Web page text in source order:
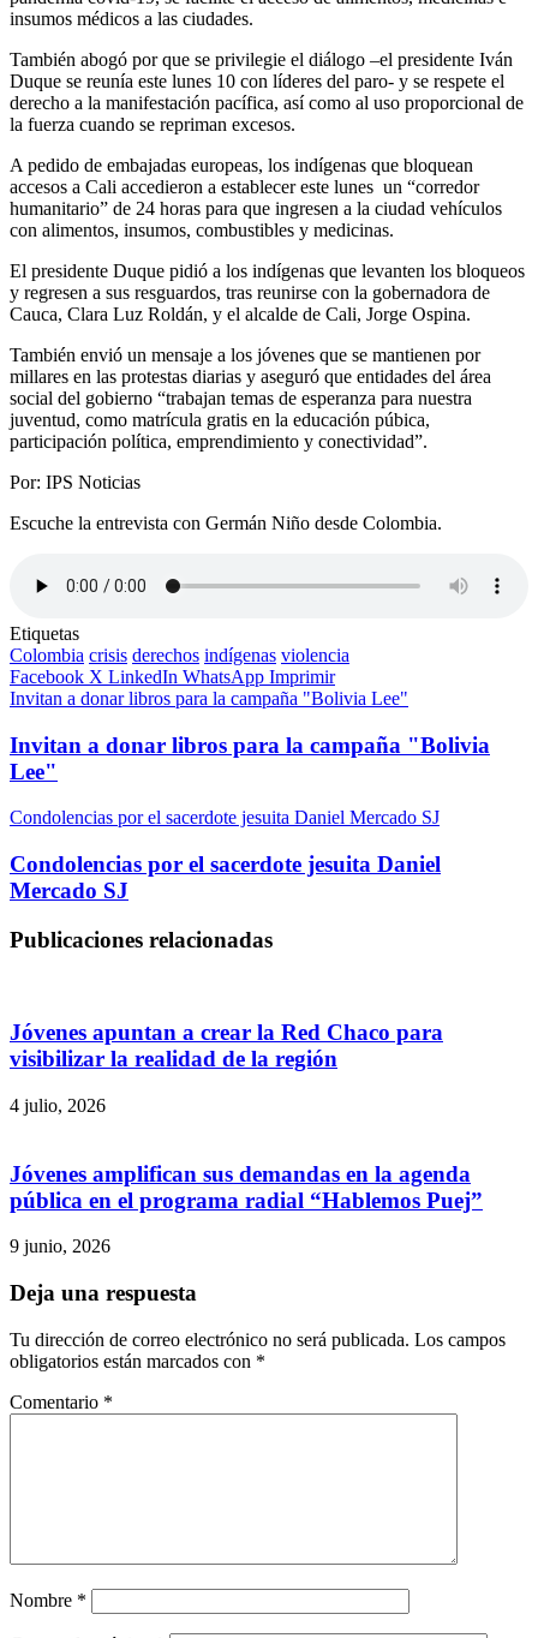
insumos médicos a las ciudades.
También abogó por que se privilegie el diálogo –el presidente Iván
Duque se reunía este lunes 10 con líderes del paro- y se respete el
derecho a la manifestación pacífica, así como al uso proporcional de
la fuerza cuando se repriman excesos.
A pedido de embajadas europeas, los indígenas que bloquean
accesos a Cali accedieron a establecer este lunes un “corredor
humanitario” de 24 horas para que ingresen a la ciudad vehículos
con alimentos, insumos, combustibles y medicinas.
El presidente Duque pidió a los indígenas que levanten los bloqueos
y regresen a sus resguardos, tras reunirse con la gobernadora de
Cauca, Clara Luz Roldán, y el alcalde de Cali, Jorge Ospina.
También envió un mensaje a los jóvenes que se mantienen por
millares en las protestas diarias y aseguró que entidades del área
social del gobierno “trabajan temas de esperanza para nuestra
juventud, como matrícula gratis en la educación púbica,
participación política, emprendimiento y conectividad”.
Por: IPS Noticias
Escuche la entrevista con Germán Niño desde Colombia.
Etiquetas
Colombia crisis derechos indígenas violencia
Facebook X LinkedIn WhatsApp Imprimir
Invitan a donar libros para la campaña "Bolivia Lee"
Invitan a donar libros para la campaña "Bolivia
Lee"
Condolencias por el sacerdote jesuita Daniel Mercado SJ
Condolencias por el sacerdote jesuita Daniel
Mercado SJ
Publicaciones relacionadas
Jóvenes apuntan a crear la Red Chaco para
visibilizar la realidad de la región
4 julio, 2026
Jóvenes amplifican sus demandas en la agenda
pública en el programa radial “Hablemos Puej”
9 junio, 2026
Deja una respuesta
Tu dirección de correo electrónico no será publicada. Los campos
obligatorios están marcados con *
Comentario *
Nombre *